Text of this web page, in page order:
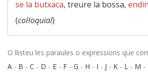
se la butxaca, treure la bossa,
(col·loquial)
O llisteu les paraules o expressions que
A - B - C - D - E - F - G - H - I - J - K - L - M -